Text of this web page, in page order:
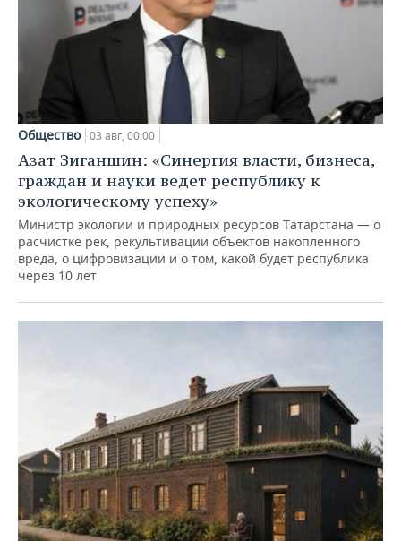
Общество 03 авг, 00:00
Азат Зиганшин: «Синергия власти, бизнеса,
граждан и науки ведет республику к
экологическому успеху»
Министр экологии и природных ресурсов Татарстана — о
расчистке рек, рекультивации объектов накопленного
вреда, о цифровизации и о том, какой будет республика
через 10 лет